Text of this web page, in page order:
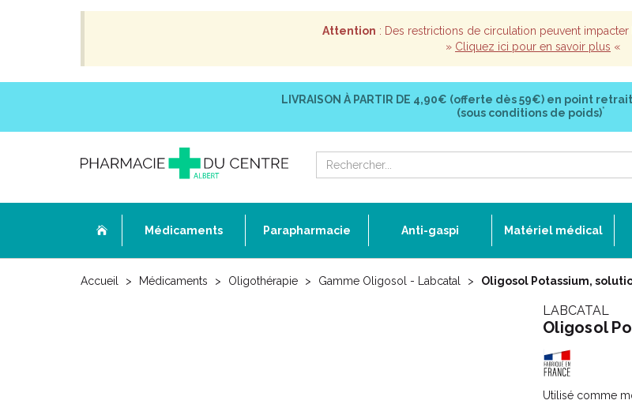
Attention : Des restrictions de circulation peuvent impacter
» Cliquez ici pour en savoir plus «
LIVRAISON À PARTIR DE 4,90€ (offerte dès 59€) en point
(sous conditions de poids)*
Médicaments Parapharmacie Anti-gaspi Matériel médical
Accueil Médicaments Oligothérapie Gamme Oligosol - Labcatal Oligosol Potassium,
LABCATAL
Oligosol
Utilisé comme